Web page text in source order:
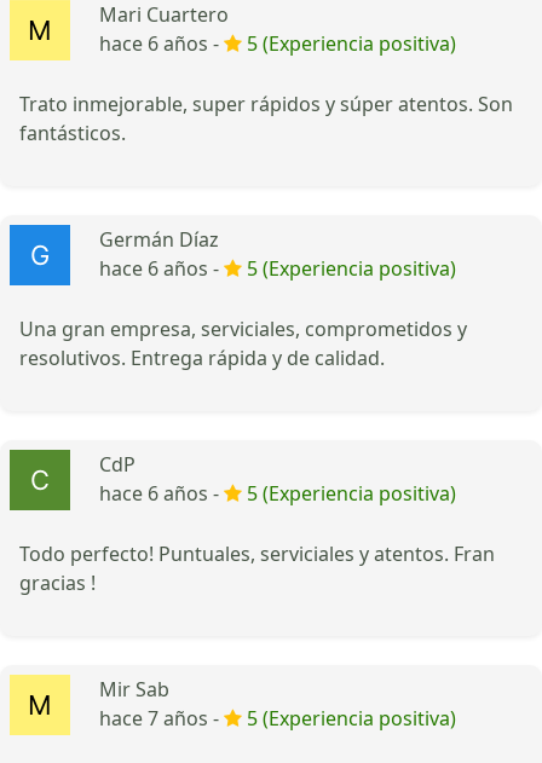
Mari Cuartero
hace 6 años -
5 (Experiencia positiva)
Trato inmejorable, super rápidos y súper atentos. Son
fantásticos.
Germán Díaz
hace 6 años -
5 (Experiencia positiva)
Una gran empresa, serviciales, comprometidos y
resolutivos. Entrega rápida y de calidad.
CdP
hace 6 años -
5 (Experiencia positiva)
Todo perfecto! Puntuales, serviciales y atentos. Fran
gracias !
Mir Sab
hace 7 años -
5 (Experiencia positiva)